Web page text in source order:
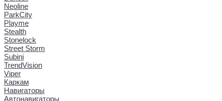
Neoline
ParkCity
Playme
Stealth
Stonelock
Street Storm
Subini
TrendVision
Viper
Каркам
Навигаторы
Автонавигаторы